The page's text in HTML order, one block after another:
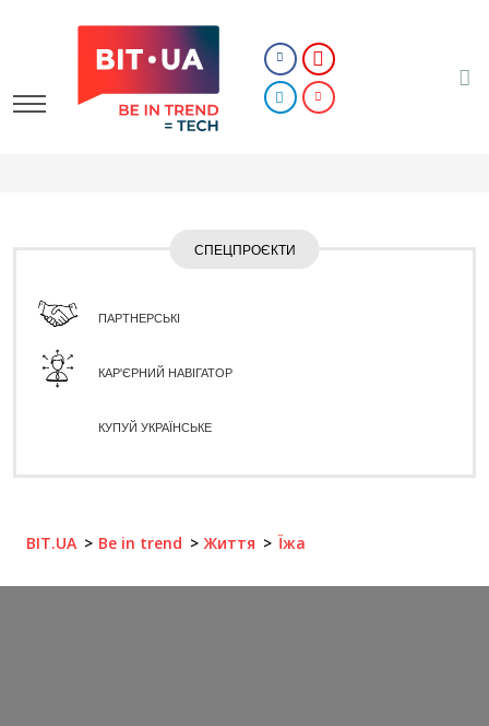
СПЕЦПРОЄКТИ
ПАРТНЕРСЬКІ
КАР'ЄРНИЙ НАВІГАТОР
КУПУЙ УКРАЇНСЬКЕ
BIT.UA Be in trend Життя Їжа